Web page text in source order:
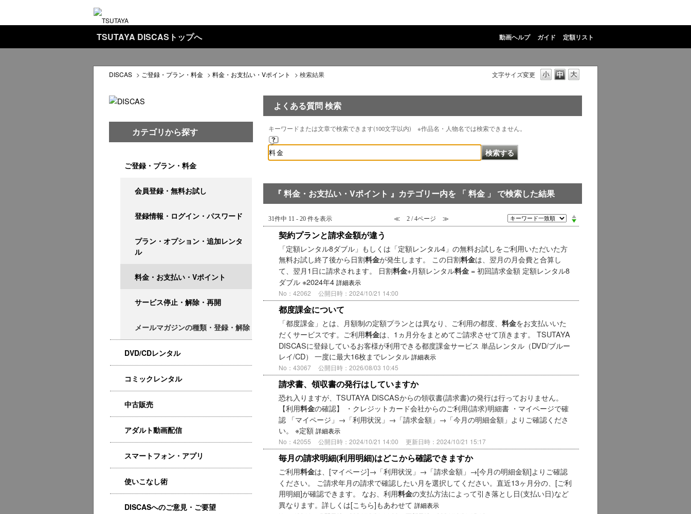
TSUTAYA DISCASトップへ 動画ヘルプ ガイド 定額リスト
文字サイズ変更
DISCAS > ご登録・プラン・料金 > 料金・お支払い・Vポイント > 検索結果
カテゴリから探す
ご登録・プラン・料金
会員登録・無料お試し
登録情報・ログイン・パスワード
プラン・オプション・追加レンタ
ル
料金・お支払い・Vポイント
サービス停止・解除・再開
メールマガジンの種類・登録・解除
DVD/CDレンタル
コミックレンタル
中古販売
アダルト動画配信
スマートフォン・アプリ
使いこなし術
DISCASへのご意見・ご要望
よくある質問 検索
キーワードまたは文章で検索できます(100文字以内) ※作品名・人物名では検索できません。
『 料金・お支払い・Vポイント 』カテゴリー内を 「 料金 」 で検索した結果
31件中 11 - 20 件を表示 ≪ 2 / 4ページ ≫
契約プランと請求金額が違う
「定額レンタル8ダブル」もしくは「定額レンタル4」の無料お試しをご利用いただいた方
無料お試し終了後から日割料金が発生します。 この日割料金は、翌月の月会費と合算し
て、翌月1日に請求されます。 日割料金+月額レンタル料金 = 初回請求金額 定額レンタル8
ダブル ※2024年4 詳細表示
No：42062 公開日時：2024/10/21 14:00
都度課金について
「都度課金」とは、月額制の定額プランとは異なり、ご利用の都度、 料金をお支払いいた
だくサービスです。ご利用料金は、1ヵ月分をまとめてご請求させて頂きます。 TSUTAYA
DISCASに登録しているお客様が利用できる都度課金サービス 単品レンタル（DVD/ブルー
レイ/CD） 一度に最大16枚までレンタル 詳細表示
No：43067 公開日時：2026/08/03 10:45
請求書、領収書の発行はしていますか
恐れ入りますが、TSUTAYA DISCASからの領収書(請求書)の発行は行っておりません。
【利用料金の確認】 ・クレジットカード会社からのご利用(請求)明細書 ・マイページで確
認 「マイページ」→「利用状況」→「請求金額」→「今月の明細金額」よりご確認くださ
い。 ※定額 詳細表示
No：42055 公開日時：2024/10/21 14:00 更新日時：2024/10/21 15:17
毎月の請求明細(利用明細)はどこから確認できますか
ご利用料金は、[マイページ]→「利用状況」→「請求金額」→[今月の明細金額]よりご確認
ください。 ご請求年月の請求で確認したい月を選択してください。直近13ヶ月分の、[ご利
用明細]が確認できます。 なお、利用料金の支払方法によって引き落とし日(支払い日)など
異なります。詳しくは[こちら]もあわせて 詳細表示